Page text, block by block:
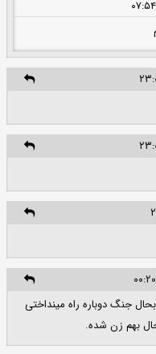
جنگ دوباره راه مینداختی
بهم زن شده.